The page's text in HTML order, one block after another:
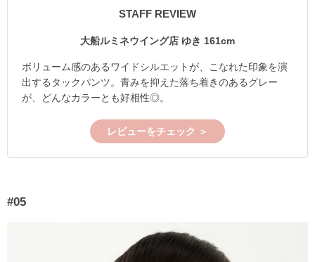
STAFF REVIEW
大船ルミネウイング店 ゆき 161cm
ボリューム感のあるワイドシルエットが、こなれた印象を演
出するタックパンツ。青みを抑えた落ち着きのあるグレー
が、どんなカラーとも好相性◎。
レビューをチェック ＞
#05